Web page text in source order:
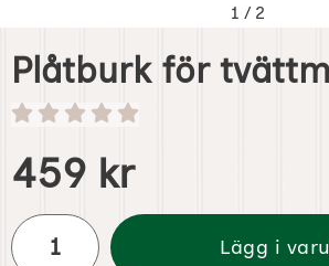
1 / 2
Plåtburk för
Handla denna produkt Plåtburk för
pris
459 kr
antal
Lägg i